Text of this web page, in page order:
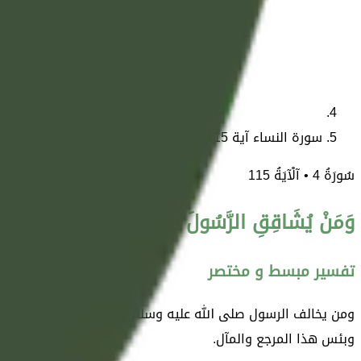
سورة النساء آية 115
سُورَةُ4• آلْآيَةُ115
وَمَنْ يُشَاقِقِ الرَّسُولَ مِنْ بَعْدِ مَا تَبَيَّنَ لَهُ
تفسير مبسط و مختصر
ومن يخالف الرسول صلى الله عليه وسلم من بعد ما ظهر له
وبئس هذا المرجع والمآل.